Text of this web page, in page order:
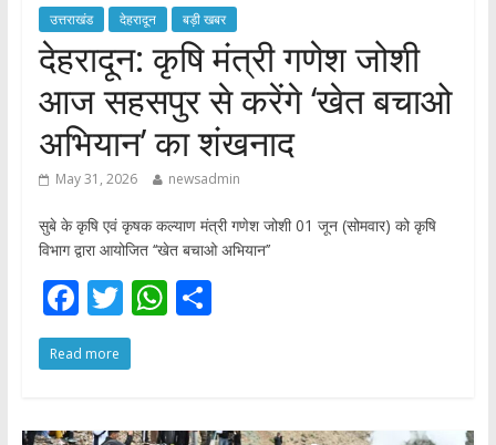
उत्तराखंड देहरादून बड़ी खबर
देहरादून: कृषि मंत्री गणेश जोशी
आज सहसपुर से करेंगे ‘खेत बचाओ
अभियान’ का शंखनाद
May 31, 2026 newsadmin
सुबे के कृषि एवं कृषक कल्याण मंत्री गणेश जोशी 01 जून (सोमवार) को कृषि
विभाग द्वारा आयोजित ‘‘खेत बचाओ अभियान’’
F
ac
e
T
w
itt
W S
Read more